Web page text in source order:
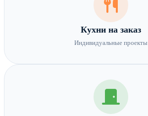
Кухни на заказ
Индивидуальные проекты